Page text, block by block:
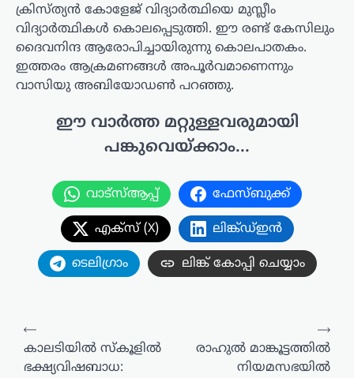
ക്രിസ്ത്യൻ കോളേജ് വിദ്യാർത്ഥിയെ മുസ്ലീം
വിദ്യാർത്ഥികൾ കൊലപ്പെടുത്തി. ഈ രണ്ട് കേസിലും
ദൈവനിന്ദ ആരോപിച്ചായിരുന്നു കൊലപാതകം.
ഇത്തരം ആക്രമണങ്ങൾ അപൂർവമാണെന്നും
വാസിയു അബിയോഡൺ പറഞ്ഞു.
ഈ വാർത്ത മറ്റുള്ളവരുമായി
പങ്കുവെയ്ക്കാം...
വാട്സ്ആപ്പ് ഫേസ്ബുക്ക്
എക്സ് (X) ലിങ്ക്ഡ്ഇൻ
ടെലിഗ്രാം ലിങ്ക് കോപ്പി ചെയ്യാം
പോസ്റ്റുകളിലൂടെ
⟵
കാലടിയിൽ‌ സ്കൂളിൽ
ഭക്ഷ്യവിഷബാധ:
രാഹുൽ മാങ്കൂട്ടത്തിൽ
നിയമസഭയിൽ
⟶